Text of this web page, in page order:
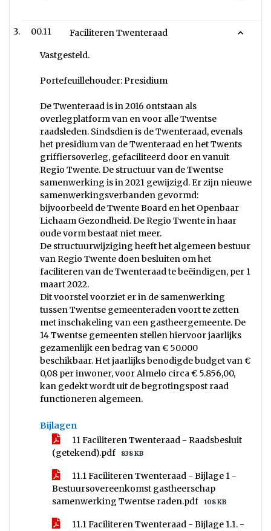
00.11 Faciliteren Twenteraad
Vastgesteld.
Portefeuillehouder: Presidium
De Twenteraad is in 2016 ontstaan als
overlegplatform van en voor alle Twentse
raadsleden. Sindsdien is de Twenteraad, evenals
het presidium van de Twenteraad en het Twents
griffiersoverleg, gefaciliteerd door en vanuit
Regio Twente. De structuur van de Twentse
samenwerking is in 2021 gewijzigd. Er zijn nieuwe
samenwerkingsverbanden gevormd:
bijvoorbeeld de Twente Board en het Openbaar
Lichaam Gezondheid. De Regio Twente in haar
oude vorm bestaat niet meer.
De structuurwijziging heeft het algemeen bestuur
van Regio Twente doen besluiten om het
faciliteren van de Twenteraad te beëindigen, per 1
maart 2022.
Dit voorstel voorziet er in de samenwerking
tussen Twentse gemeenteraden voort te zetten
met inschakeling van een gastheergemeente. De
14 Twentse gemeenten stellen hiervoor jaarlijks
gezamenlijk een bedrag van € 50.000
beschikbaar. Het jaarlijks benodigde budget van €
0,08 per inwoner, voor Almelo circa € 5.856,00,
kan gedekt wordt uit de begrotingspost raad
functioneren algemeen.
Bijlagen
11 Faciliteren Twenteraad - Raadsbesluit
(getekend).pdf
838 KB
11.1 Faciliteren Twenteraad - Bijlage 1 -
Bestuursovereenkomst gastheerschap
samenwerking Twentse raden.pdf
108 KB
11.1 Faciliteren Twenteraad - Bijlage 1.1. -